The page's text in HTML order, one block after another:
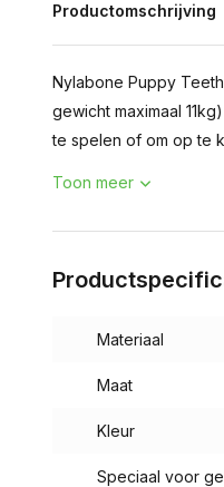
Productomschrijving
Nylabone Puppy
gewicht maximaal
te spelen of om op te
Toon meer
Materiaal
Maat
Kleur
Speciaal voor